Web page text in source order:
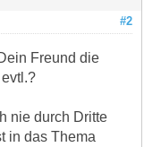
#2
Freund die
nie durch Dritte
in das Thema